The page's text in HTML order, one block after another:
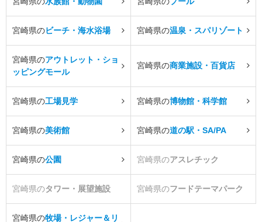
宮崎県のビーチ・海水浴場 宮崎県の温泉・スパリゾート
宮崎県のアウトレット・ショ
ッピングモール
宮崎県の商業施設・百貨店
宮崎県の工場見学 宮崎県の博物館・科学館
宮崎県の美術館 宮崎県の道の駅・SA/PA
宮崎県の公園 宮崎県のアスレチック
宮崎県のタワー・展望施設 宮崎県のフードテーマパーク
宮崎県の牧場・レジャー＆リ